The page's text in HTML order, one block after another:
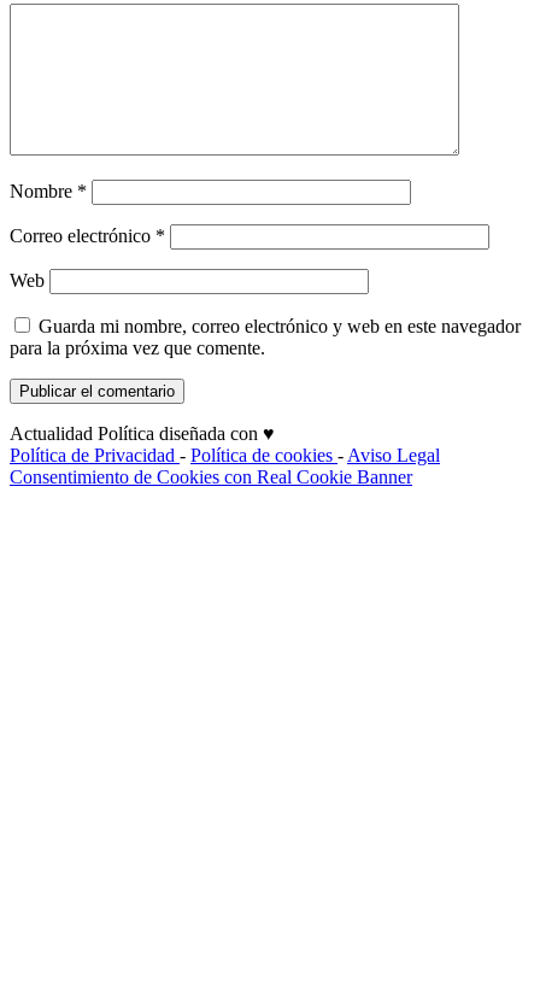
Nombre *
Correo electrónico *
Web
Guarda mi nombre, correo electrónico y web en este navegador
para la próxima vez que comente.
Actualidad Política diseñada con ♥
Política de Privacidad - Política de cookies - Aviso Legal
Consentimiento de Cookies con Real Cookie Banner